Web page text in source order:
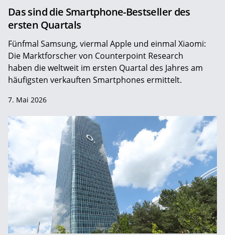
Das sind die Smartphone-Bestseller des
ersten Quartals
Fünfmal Samsung, viermal Apple und einmal Xiaomi:
Die Marktforscher von Counterpoint Research
haben die weltweit im ersten Quartal des Jahres am
häufigsten verkauften Smartphones ermittelt.
7. Mai 2026